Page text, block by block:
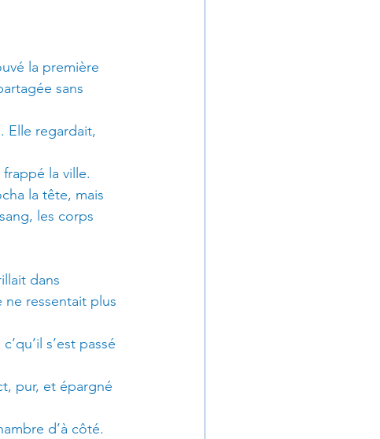
la première
sans
Elle regardait,
la ville.
la tête, mais
les corps
dans
ne ressentait plus
s’est passé
pur, et épargné
d’à côté.